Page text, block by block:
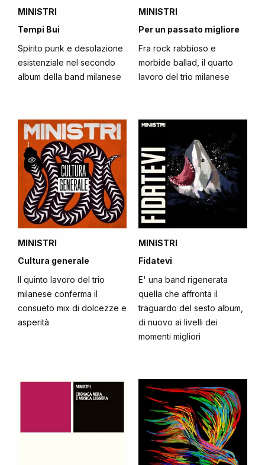
MINISTRI
Tempi Bui
Spirito punk e desolazione
esistenziale nel secondo
album della band milanese
MINISTRI
Per un passato migliore
Fra rock rabbioso e
morbide ballad, il quarto
lavoro del trio milanese
MINISTRI
Cultura generale
Il quinto lavoro del trio
milanese conferma il
consueto mix di dolcezze e
asperità
MINISTRI
Fidatevi
E' una band rigenerata
quella che affronta il
traguardo del sesto album,
di nuovo ai livelli dei
momenti migliori